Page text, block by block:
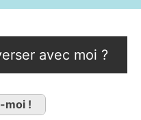
avec moi ?
moi !